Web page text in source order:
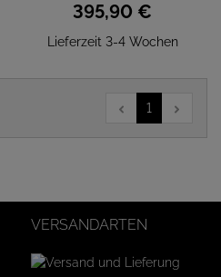
395,90 €
Lieferzeit 3-4 Wochen
1
VERSANDARTEN